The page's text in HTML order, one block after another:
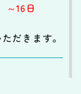
～16日
ます。